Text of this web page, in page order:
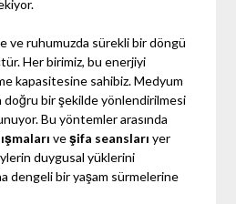
ve ruhumuzda sürekli bir döngü
Her birimiz, bu enerjiyi
kapasitesine sahibiz. Medyum
bir şekilde yönlendirilmesi
Bu yöntemler arasında
veşifa seansları yer
duygusal yüklerini
dengeli bir yaşam sürmelerine